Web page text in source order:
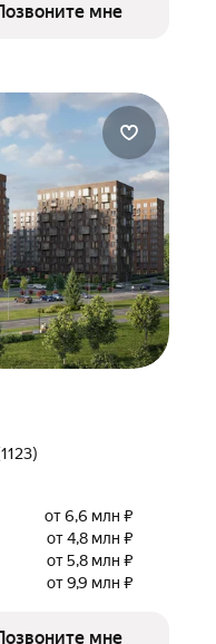
мне
от 6,6 млн ₽
от 4,8 млн ₽
от 5,8 млн ₽
от 9,9 млн ₽
мне